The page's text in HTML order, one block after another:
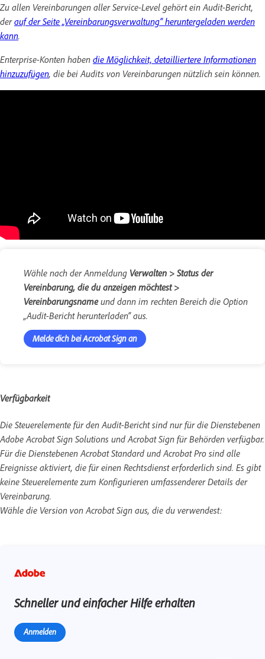
Zu allen Vereinbarungen aller Service-Level gehört ein Audit-Bericht,
derauf der Seite „Vereinbarungsverwaltung“ heruntergeladen werden
kann.
Enterprise-Konten haben die Möglichkeit, detailliertere Informationen
hinzuzufügen, die bei Audits von Vereinbarungen nützlich sein können.
Wähle nach der Anmeldung Verwalten > Status der
Vereinbarung, die du anzeigen möchtest >
Vereinbarungsnameund dann im rechten Bereich die Option
„Audit-Bericht herunterladen“ aus.
Melde dich bei Acrobat Sign an
Verfügbarkeit
Die Steuerelemente für denAudit-Berichtsind nur für die Dienstebenen
Adobe Acrobat Sign Solutions undAcrobat Sign für Behörden verfügbar.
Für die DienstebenenAcrobat Standard undAcrobat Pro sind alle
Ereignisse aktiviert, die für einen Rechtsdienst erforderlich sind. Es gibt
keine Steuerelemente zum Konfigurieren umfassenderer Details der
Vereinbarung.
Wähle die Version von Acrobat Sign aus, die du verwendest:
Schneller und einfacher Hilfe erhalten
Anmelden